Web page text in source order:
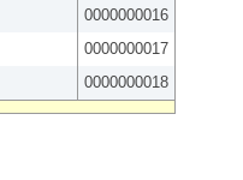
0000000016
0000000017
0000000018